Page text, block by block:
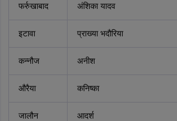
फर्रुखाबाद अंशिका यादव
इटावा प्राख्या भदौरिया
कन्नौज अनीश
औरैया कनिष्का
जालौन आदर्श